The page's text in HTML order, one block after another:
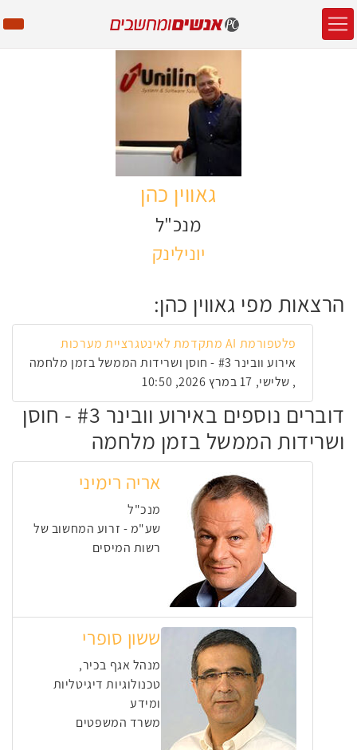
גאווין כהן
מנכ"ל
יונילינק
הרצאות מפי גאווין כהן:
פלטפורמת AI מתקדמת לאינטגרציית מערכות
אירוע וובינר #3 - חוסן ושרידות הממשל בזמן מלחמה
, שלישי, 17 במרץ 2026, 10:50
דוברים נוספים באירוע וובינר #3 - חוסן
ושרידות הממשל בזמן מלחמה
אריה רימיני
מנכ"ל
שע"מ - זרוע המחשוב של
רשות המיסים
ששון סופרי
מנהל אגף בכיר,
טכנולוגיות דיגיטליות
ומידע
משרד המשפטים